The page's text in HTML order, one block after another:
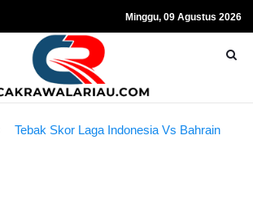
Minggu, 09 Agustus 2026
Tebak Skor Laga Indonesia Vs Bahrain